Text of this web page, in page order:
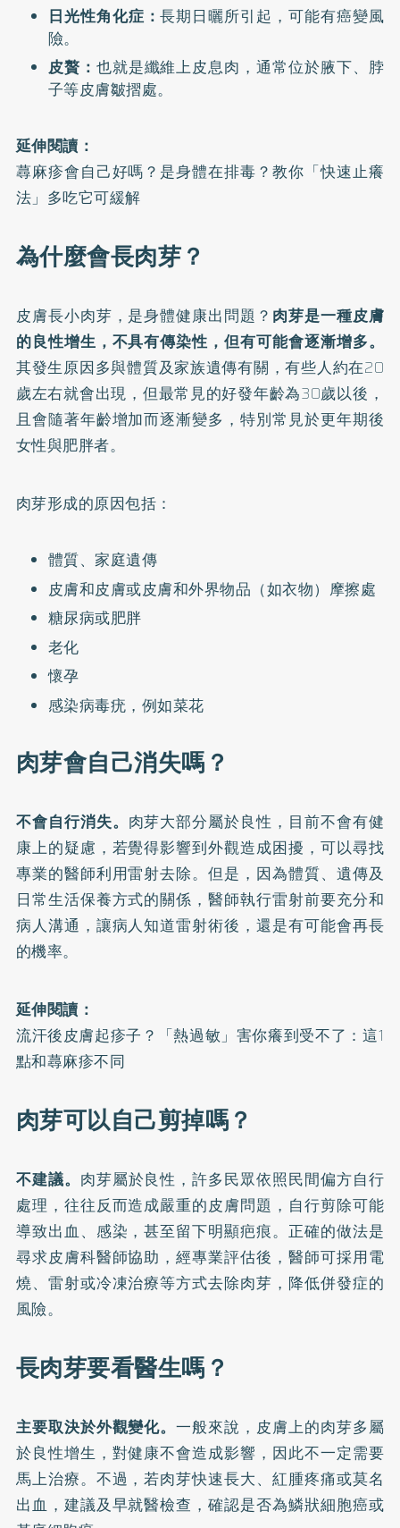
日光性角化症：長期日曬所引起，可能有癌變風
險。
皮贅： 也就是纖維上皮息肉，通常位於腋下、脖
子等皮膚皺摺處。
延伸閱讀：
蕁麻疹會自己好嗎？是身體在排毒？教你「快速止癢
法」多吃它可緩解
為什麼會長肉芽？
皮膚長小肉芽，是身體健康出問題？ 肉芽是一種皮膚
的良性增生，不具有傳染性，但有可能會逐漸增多。
其發生原因多與體質及家族遺傳有關，有些人約在20
歲左右就會出現，但最常見的好發年齡為30歲以後，
且會隨著年齡增加而逐漸變多，特別常見於更年期後
女性與肥胖者。
肉芽形成的原因包括：
體質、家庭遺傳
皮膚和皮膚或皮膚和外界物品（如衣物）摩擦處
糖尿病或肥胖
老化
懷孕
感染病毒疣，例如菜花
肉芽會自己消失嗎？
不會自行消失。 肉芽大部分屬於良性，目前不會有健
康上的疑慮，若覺得影響到外觀造成困擾，可以尋找
專業的醫師利用雷射去除。但是，因為體質、遺傳及
日常生活保養方式的關係，醫師執行雷射前要充分和
病人溝通，讓病人知道雷射術後，還是有可能會再長
的機率。
延伸閱讀：
流汗後皮膚起疹子？「熱過敏」害你癢到受不了：這1
點和蕁麻疹不同
肉芽可以自己剪掉嗎？
不建議。 肉芽屬於良性，許多民眾依照民間偏方自行
處理，往往反而造成嚴重的皮膚問題，自行剪除可能
導致出血、感染，甚至留下明顯疤痕。正確的做法是
尋求皮膚科醫師協助，經專業評估後，醫師可採用電
燒、雷射或冷凍治療等方式去除肉芽，降低併發症的
風險。
長肉芽要看醫生嗎？
主要取決於外觀變化。一般來說，皮膚上的肉芽多屬
於良性增生，對健康不會造成影響，因此不一定需要
馬上治療。不過，若肉芽快速長大、紅腫疼痛或莫名
出血，建議及早就醫檢查，確認是否為鱗狀細胞癌或